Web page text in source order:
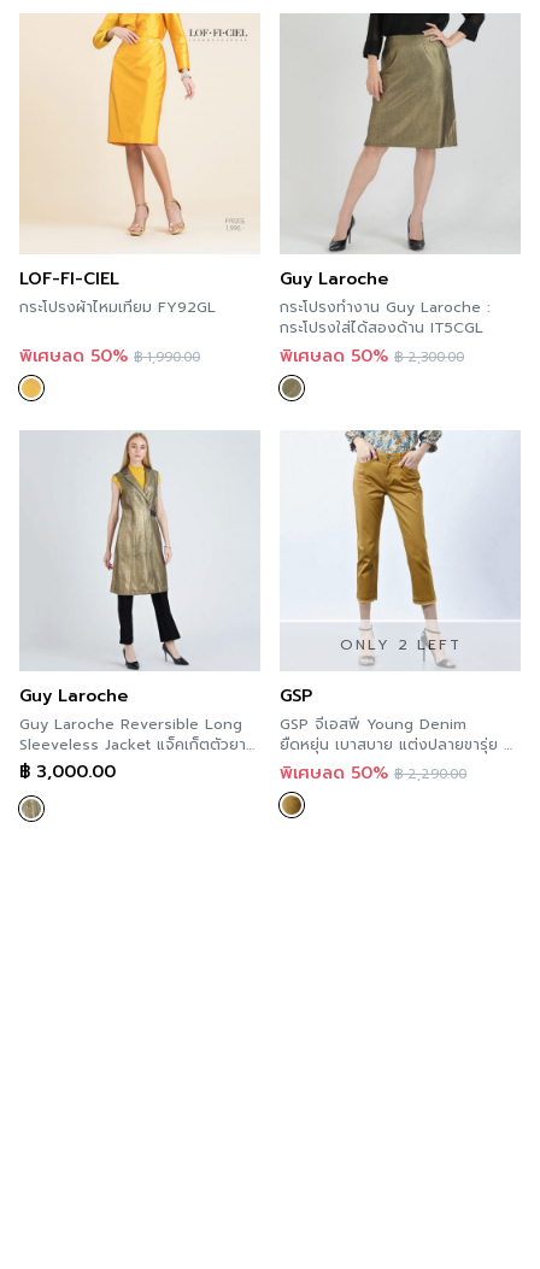
LOF-FI-CIEL
กระโปรงผ้าไหมเทียม FY92GL
พิเศษลด 50% ฿1,990.00
Guy Laroche
กระโปรงทำงาน Guy Laroche :
กระโปรงใส่ได้สองด้าน IT5CGL
พิเศษลด 50% ฿2,300.00
Guy Laroche
Guy Laroche Reversible Long
Sleeveless Jacket แจ็คเก็ตตัวยาว
ใส่ได้ 2 ด้าน สีเมทาลิค กีลาโรช
IT55GL
฿ 3,000.00
ONLY 2 LEFT
GSP
GSP จีเอสพี Young Denim
ยืดหยุ่น เบาสบาย แต่งปลายขารุ่ย สี
เหลือง PS3BGL
พิเศษลด 50% ฿2,290.00